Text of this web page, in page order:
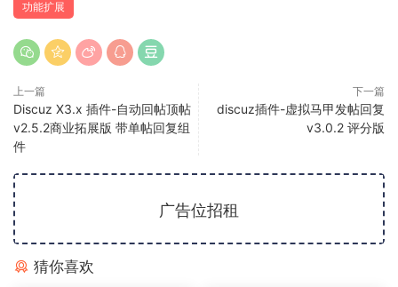
功能扩展
上一篇
Discuz X3.x 插件-自动回帖顶帖
v2.5.2商业拓展版 带单帖回复组
件
下一篇
discuz插件-虚拟马甲发帖回复
v3.0.2 评分版
广告位招租
猜你喜欢